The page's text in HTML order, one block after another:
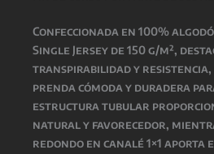
Confeccionada en 100%
Single Jersey de 150 g/m²,
transpirabilidad y resistencia,
prenda cómoda y duradera
estructura tubular
natural y favorecedor,
redondo en canalé 1×1 aporta